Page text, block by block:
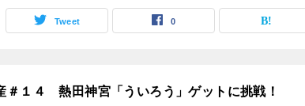
Tweet 0
＃１４ 熱田神宮「ういろう」ゲットに挑戦！